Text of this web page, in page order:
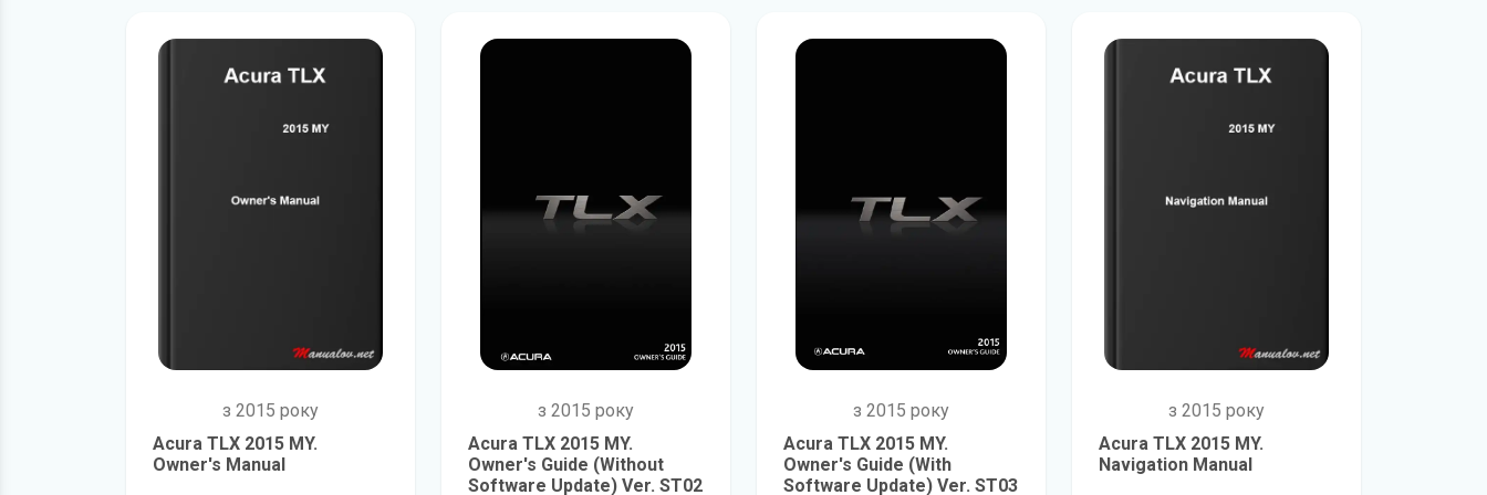
з 2015 року
Acura TLX 2015 MY.
Owner's Manual
з 2015 року
Acura TLX 2015 MY.
Owner's Guide (Without
Software Update) Ver. ST02
з 2015 року
Acura TLX 2015 MY.
Owner's Guide (With
Software Update) Ver. ST03
з 2015 року
Acura TLX 2015 MY.
Navigation Manual